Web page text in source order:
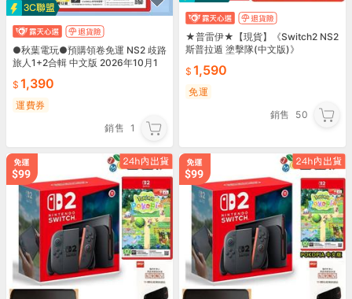
●秋葉電玩●預購領卷免運 NS2 歧路
旅人1+2合輯 中文版 2026年10月1
1,390
運費券
銷售 1
★普雷伊★【現貨】《Switch2 NS2
斯普拉遁 塗擊隊(中文版)》
1,590
免運
銷售
50